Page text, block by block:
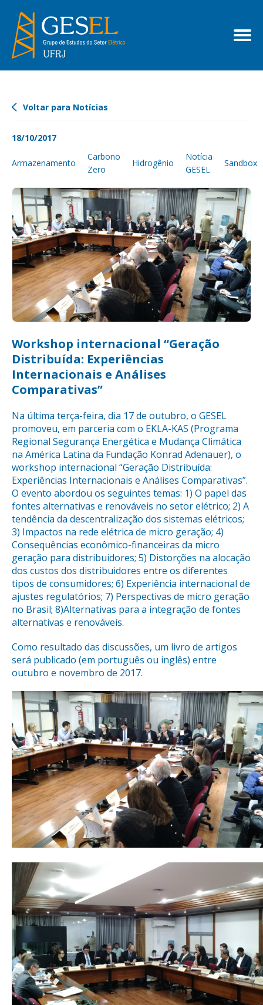
Voltar para Notícias
18/10/2017
Armazenamento
Carbono
Zero
Hidrogênio
Notícia
GESEL
Sandbox
Workshop internacional “Geração
Distribuída: Experiências
Internacionais e Análises
Comparativas”
Na última terça-feira, dia 17 de outubro, o GESEL
promoveu, em parceria com o EKLA-KAS (Programa
Regional Segurança Energética e Mudança Climática
na América Latina da Fundação Konrad Adenauer), o
workshop internacional “Geração Distribuída:
Experiências Internacionais e Análises Comparativas”.
O evento abordou os seguintes temas: 1) O papel das
fontes alternativas e renováveis no setor elétrico; 2) A
tendência da descentralização dos sistemas elétricos;
3) Impactos na rede elétrica de micro geração; 4)
Consequências econômico-financeiras da micro
geração para distribuidores; 5) Distorções na alocação
dos custos dos distribuidores entre os diferentes
tipos de consumidores; 6) Experiência internacional de
ajustes regulatórios; 7) Perspectivas de micro geração
no Brasil; 8)Alternativas para a integração de fontes
alternativas e renováveis.
Como resultado das discussões, um livro de artigos
será publicado (em português ou inglês) entre
outubro e novembro de 2017.